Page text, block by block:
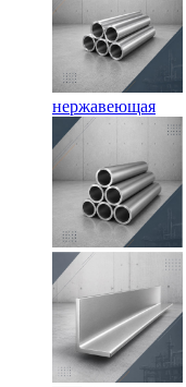
нержавеющая